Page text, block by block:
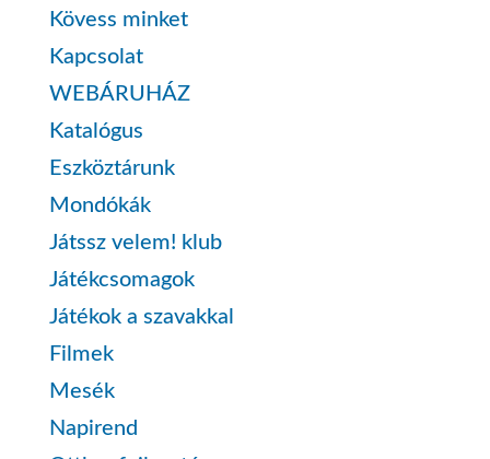
Kövess minket
Kapcsolat
WEBÁRUHÁZ
Katalógus
Eszköztárunk
Mondókák
Játssz velem! klub
Játékcsomagok
Játékok a szavakkal
Filmek
Mesék
Napirend